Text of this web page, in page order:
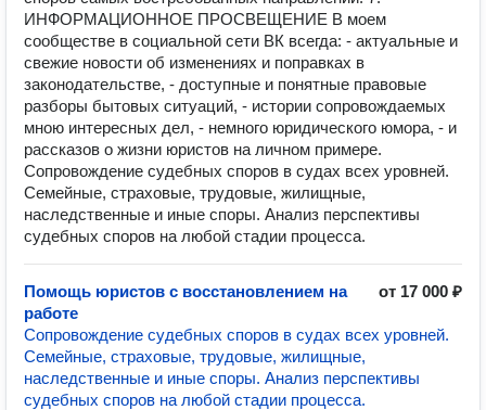
ИНФОРМАЦИОННОЕ ПРОСВЕЩЕНИЕ В моем
сообществе в социальной сети ВК всегда: - актуальные и
свежие новости об изменениях и поправках в
законодательстве, - доступные и понятные правовые
разборы бытовых ситуаций, - истории сопровождаемых
мною интересных дел, - немного юридического юмора, - и
рассказов о жизни юристов на личном примере.
Сопровождение судебных споров в судах всех уровней.
Семейные, страховые, трудовые, жилищные,
наследственные и иные споры. Анализ перспективы
судебных споров на любой стадии процесса.
Помощь юристов с восстановлением на
работе
от 17 000 ₽
Сопровождение судебных споров в судах всех уровней.
Семейные, страховые, трудовые, жилищные,
наследственные и иные споры. Анализ перспективы
судебных споров на любой стадии процесса.